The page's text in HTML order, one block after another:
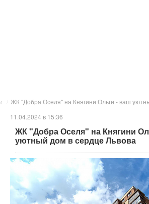
ЖК "Добра Оселя" на Княгини Ольги - ваш
11.04.2024 в 15:36
ЖК "Добра Оселя" на Княгини
уютный дом в сердце Львова